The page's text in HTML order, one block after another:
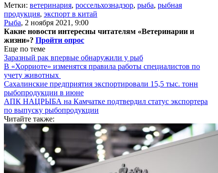
Метки: ветеринария, россельхознадзор, рыба, рыбная
продукция, экспорт в китай
Рыба, 2 ноября 2021, 9:00
Какие новости интересны читателям «Ветеринарии и
жизни»? Пройти опрос
Еще по теме
Заразный рак впервые обнаружили у рыб
В «Хорриоте» изменятся правила работы специалистов по
учету животных
Сахалинские предприятия экспортировали 15,5 тыс. тонн
рыбопродукции в июне
АПК НАЦРЫБА на Камчатке подтвердил статус экспортера
по выпуску рыбопродукции
Читайте также: